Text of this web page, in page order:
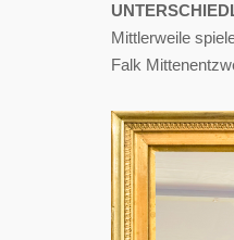
Mittlerweile
Falk